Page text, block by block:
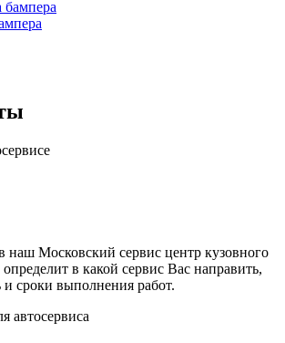
наш Московский сервис центр кузовного
в какой сервис Вас направить,
и сроки выполнения работ.